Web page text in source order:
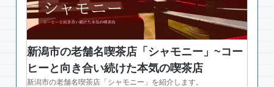
新潟市の老舗名喫茶店「シャモニー」~コー
ヒーと向き合い続けた本気の喫茶店
新潟市の老舗名喫茶店「シャモニー」を紹介します。